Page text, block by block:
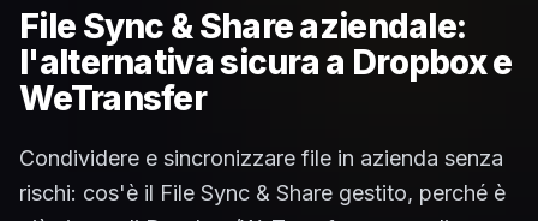
File Sync & Share aziendale:
l'alternativa sicura a Dropbox e
WeTransfer
Condividere e sincronizzare file in azienda senza
rischi: cos'è il File Sync & Share gestito, perché è